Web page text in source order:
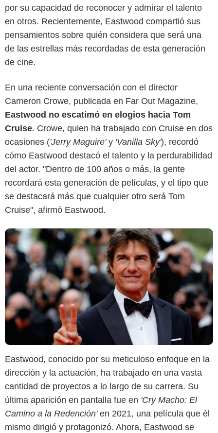
por su capacidad de reconocer y admirar el talento
en otros. Recientemente, Eastwood compartió sus
pensamientos sobre quién considera que será una
de las estrellas más recordadas de esta generación
de cine.
En una reciente conversación con el director
Cameron Crowe, publicada en Far Out Magazine,
Eastwood no escatimó en elogios hacia Tom
Cruise. Crowe, quien ha trabajado con Cruise en dos
ocasiones ('Jerry Maguire'y 'Vanilla Sky'), recordó
cómo Eastwood destacó el talento y la perdurabilidad
del actor. "Dentro de 100 años o más, la gente
recordará esta generación de películas, y el tipo que
se destacará más que cualquier otro será Tom
Cruise", afirmó Eastwood.
Google
Eastwood, conocido por su meticuloso enfoque en la
dirección y la actuación, ha trabajado en una vasta
cantidad de proyectos a lo largo de su carrera. Su
última aparición en pantalla fue en 'Cry Macho: El
Camino a la Redención' en 2021, una película que él
mismo dirigió y protagonizó. Ahora, Eastwood se